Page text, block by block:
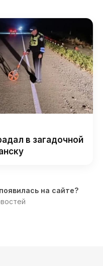
в загадочной
на сайте?